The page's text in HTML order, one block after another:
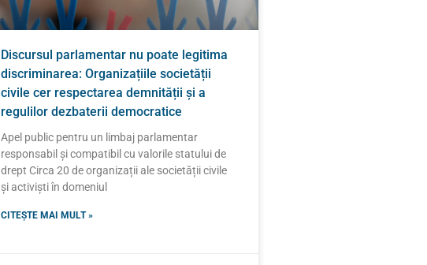
Discursul parlamentar nu poate legitima
discriminarea: Organizațiile societății
civile cer respectarea demnității și a
regulilor dezbaterii democratice
Apel public pentru un limbaj parlamentar
responsabil și compatibil cu valorile statului de
drept Circa 20 de organizații ale societății civile
și activiști în domeniul
CITEȘTE MAI MULT »